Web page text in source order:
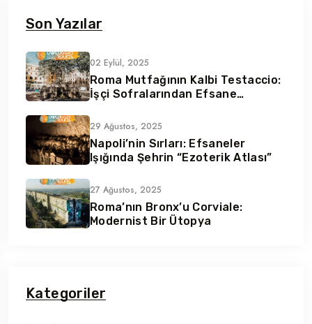
Son Yazılar
02 Eylül, 2025
Roma Mutfağının Kalbi Testaccio:
İşçi Sofralarından Efsane
29 Ağustos, 2025
Napoli’nin Sırları: Efsaneler
Işığında Şehrin “Ezoterik Atlası”
27 Ağustos, 2025
Roma’nın Bronx’u Corviale:
Modernist Bir Ütopya
Kategoriler